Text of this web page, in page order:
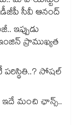
సీవీ ఆనంద్
ఇప్పుడు
ప్రాముఖ్యత
పరిస్థితి..? సోషల్
ఇదే మంచి ఛాన్స్..